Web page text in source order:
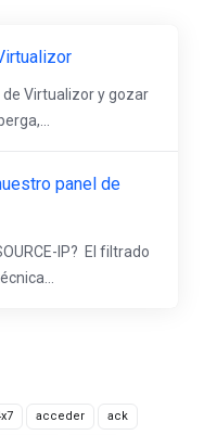
acceder ack
Virtualizor y gozar
panel de
IP? El filtrado